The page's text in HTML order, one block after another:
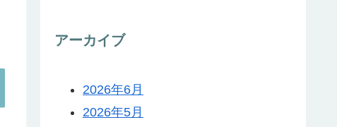
アーカイブ
2026年6月
2026年5月